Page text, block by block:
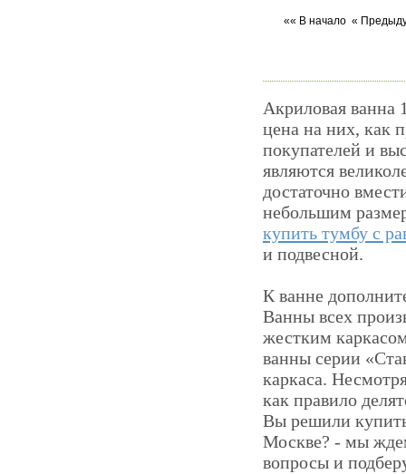
«« В начало «
Акриловая ванна
цена на них, как
покупателей и
являются
достаточно
небольшим
купить тумбу с
и подвесной.
К ванне
Ванны всех
жестким
ванны серии
каркаса.
как правило
Вы решили
Москве? - мы
вопросы и